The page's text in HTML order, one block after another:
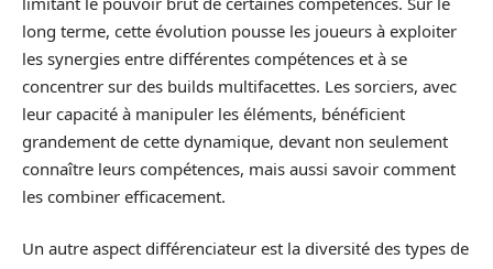
long terme, cette évolution pousse les joueurs à exploiter
les synergies entre différentes compétences et à se
concentrer sur des builds multifacettes. Les sorciers, avec
leur capacité à manipuler les éléments, bénéficient
grandement de cette dynamique, devant non seulement
connaître leurs compétences, mais aussi savoir comment
les combiner efficacement.
Un autre aspect différenciateur est la diversité des types de